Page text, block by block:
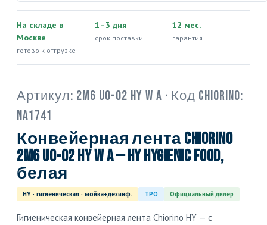
На складе в
Москве
готово к отгрузке
1–3 дня
срок поставки
12 мес.
гарантия
Артикул: 2M6 U0-O2 HY W A · Код Chiorino:
NA1741
Конвейерная лента Chiorino
2M6 U0-O2 HY W A — HY hygienic food,
белая
HY · гигиеническая · мойка+дезинф. TPO Официальный дилер
Гигиеническая конвейерная лента Chiorino HY — с